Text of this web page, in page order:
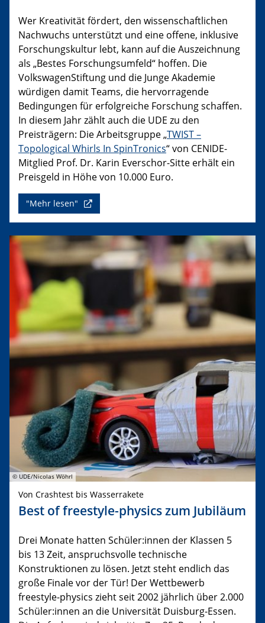
Wer Kreativität fördert, den wissenschaftlichen
Nachwuchs unterstützt und eine offene, inklusive
Forschungskultur lebt, kann auf die Auszeichnung
als „Bestes Forschungsumfeld“ hoffen. Die
VolkswagenStiftung und die Junge Akademie
würdigen damit Teams, die hervorragende
Bedingungen für erfolgreiche Forschung schaffen.
In diesem Jahr zählt auch die UDE zu den
Preisträgern: Die Arbeitsgruppe „TWIST –
Topological Whirls In SpinTronics“ von CENIDE-
Mitglied Prof. Dr. Karin Everschor-Sitte erhält ein
Preisgeld in Höhe von 10.000 Euro.
"Mehr lesen"
© UDE/Nicolas Wöhrl
Von Crashtest bis Wasserrakete
Best of freestyle-physics zum Jubiläum
Drei Monate hatten Schüler:innen der Klassen 5
bis 13 Zeit, anspruchsvolle technische
Konstruktionen zu lösen. Jetzt steht endlich das
große Finale vor der Tür! Der Wettbewerb
freestyle-physics zieht seit 2002 jährlich über 2.000
Schüler:innen an die Universität Duisburg-Essen.